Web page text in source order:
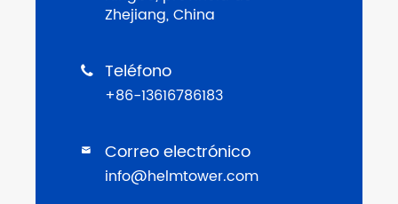
Zhejiang, China
 Teléfono
+86-13616786183
 Correo electrónico
info@helmtower.com